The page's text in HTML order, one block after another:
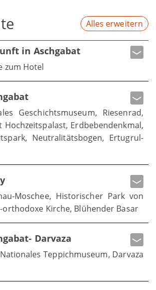
Alles erweitern
in Aschgabat
zum Hotel
Geschichtsmuseum, Riesenrad,
Hochzeitspalast, Erdbebendenkmal,
Neutralitätsbogen, Ertugrul-
Moschee, Historischer Park von
orthodoxe Kirche, Blühender Basar
Darvaza
Teppichmuseum, Darvaza